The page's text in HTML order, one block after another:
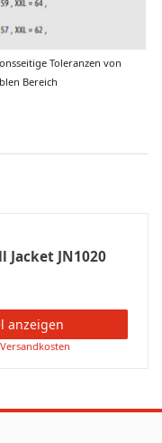
Toleranzen von
Bereich
Jacket JN1020
anzeigen
Versandkosten